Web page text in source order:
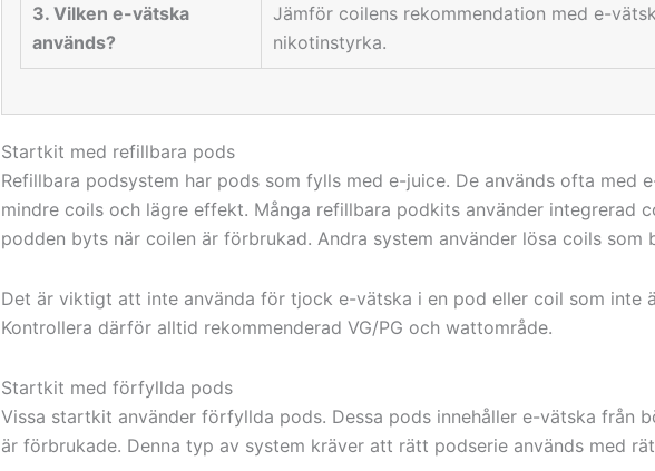
3. Vilken e-vätska
används?
Jämför coilens rekommendation med e-
nikotinstyrka.
Startkit med refillbara pods
Refillbara podsystem har pods som fylls med e-juice. De används ofta med
mindre coils och lägre effekt. Många refillbara podkits använder integrerad
podden byts när coilen är förbrukad. Andra system använder lösa coils som
Det är viktigt att inte använda för tjock e-vätska i en pod eller coil som inte
Kontrollera därför alltid rekommenderad VG/PG och wattområde.
Startkit med förfyllda pods
Vissa startkit använder förfyllda pods. Dessa pods innehåller e-vätska från
är förbrukade. Denna typ av system kräver att rätt podserie används med